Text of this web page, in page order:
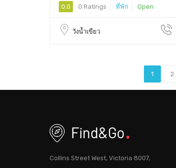
0.0 0 Ratings ที่พัก Open
วังน้ำเขียว
1 2
Collins Street West, Victoria 8007,